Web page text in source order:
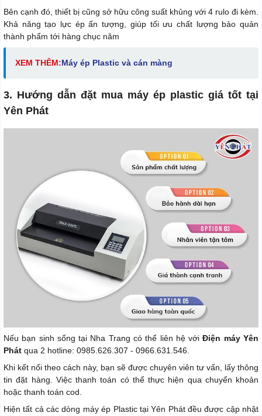
Bên cạnh đó, thiết bị cũng sở hữu công suất khủng với 4 rulo đi kèm.
Khả năng tạo lực ép ấn tượng, giúp tối ưu chất lượng bảo quản
thành phẩm tới hàng chục năm
XEM THÊM:Máy ép Plastic và cán màng
3. Hướng dẫn đặt mua máy ép plastic giá tốt tại
Yên Phát
Nếu bạn sinh sống tại Nha Trang có thể liên hệ vớiĐiện máy Yên
Phát qua 2 hotline: 0985.626.307 - 0966.631.546.
Khi kết nối theo cách này, bạn sẽ được chuyên viên tư vấn, lấy thông
tin đặt hàng. Việc thanh toán có thể thực hiện qua chuyển khoản
hoặc thanh toán cod.
Hiện tất cả các dòng máy ép Plastic tại Yên Phát đều được cập nhật